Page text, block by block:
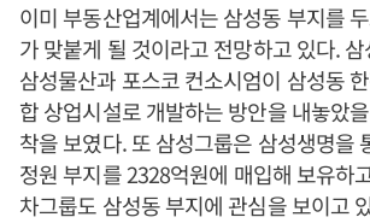
이미 부동산업계에서는 삼성동 부지를
가 맞붙게 될 것이라고 전망하고 있다.
삼성물산과 포스코 컨소시엄이 삼성동
합 상업시설로 개발하는 방안을 내놓았
착을 보였다. 또 삼성그룹은 삼성생명을
정원 부지를 2328억원에 매입해 보유하
차그룹도 삼성동 부지에 관심을 보이고